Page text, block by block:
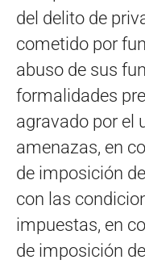
del delito de
cometido por
abuso de sus
formalidades
agravado por el
amenazas, en
de imposición
con las
impuestas, en
de imposición